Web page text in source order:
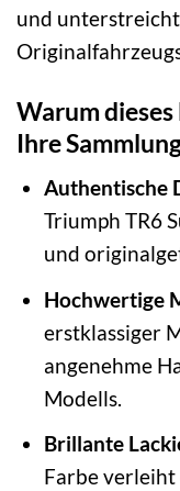
und
Warum
Ihre
Authentische
Triumph TR6
und
Hochwertige
erstklassiger
angenehme
Modells.
Brillante
Farbe